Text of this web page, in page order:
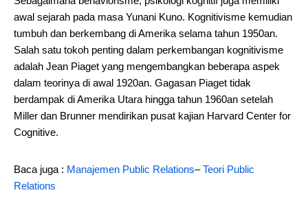
awal sejarah pada masa Yunani Kuno. Kognitivisme kemudian
tumbuh dan berkembang di Amerika selama tahun 1950an.
Salah satu tokoh penting dalam perkembangan kognitivisme
adalah Jean Piaget yang mengembangkan beberapa aspek
dalam teorinya di awal 1920an. Gagasan Piaget tidak
berdampak di Amerika Utara hingga tahun 1960an setelah
Miller dan Brunner mendirikan pusat kajian Harvard Center for
Cognitive.
Baca juga : Manajemen Public Relations–Teori Public
Relations